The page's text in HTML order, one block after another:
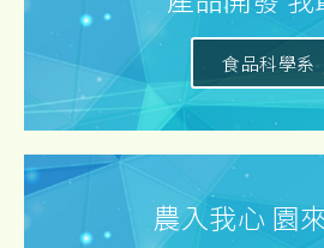
食品科學系
農入我心 園